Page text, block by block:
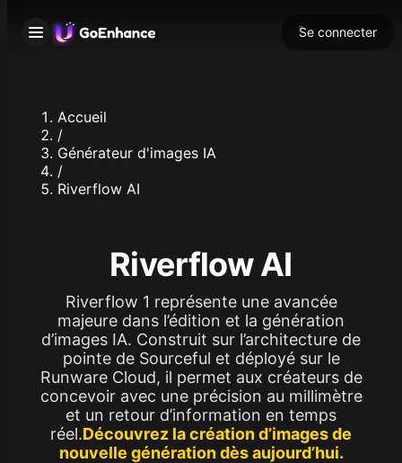
Se connecter
Accueil
/
Générateur d'images IA
/
Riverflow AI
Riverflow AI
Riverflow 1 représente une avancée
majeure dans l’édition et la génération
d’images IA. Construit sur l’architecture de
pointe de Sourceful et déployé sur le
Runware Cloud, il permet aux créateurs de
concevoir avec une précision au millimètre
et un retour d’information en temps
réel.Découvrez la création d’images de
nouvelle génération dès aujourd’hui.